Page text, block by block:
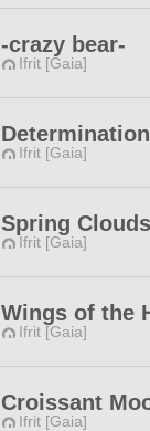
-crazy bear-
Ifrit [Gaia]
Determination
Ifrit [Gaia]
Spring Clouds
Ifrit [Gaia]
Wings of the
Ifrit [Gaia]
Croissant
Ifrit [Gaia]